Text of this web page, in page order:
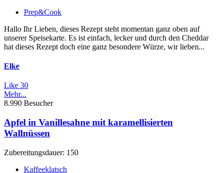
Prep&Cook
Hallo Ihr Lieben, dieses Rezept steht momentan ganz oben auf
unserer Speisekarte. Es ist einfach, lecker und durch den Cheddar
hat dieses Rezept doch eine ganz besondere Würze, wir lieben...
Elke
Like 30
Mehr...
8.990 Besucher
Apfel in Vanillesahne mit karamellisierten
Wallnüssen
Zubereitungsdauer: 150
Kaffeeklatsch